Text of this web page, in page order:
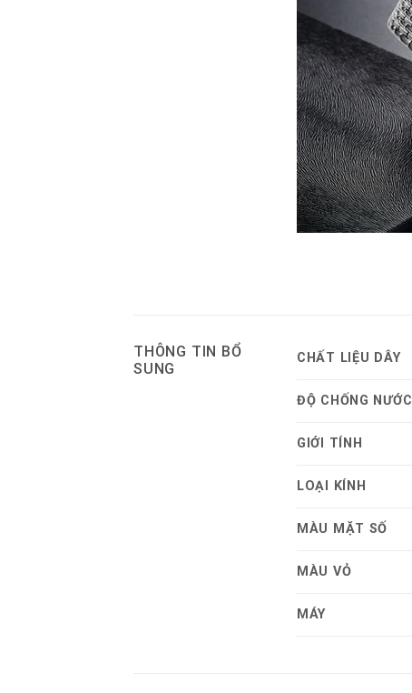
THÔNG TIN BỔ
SUNG
CHẤT LIỆU DÂY
ĐỘ CHỐNG NƯỚC
GIỚI TÍNH
LOẠI KÍNH
MÀU MẶT SỐ
MÀU VỎ
MÁY